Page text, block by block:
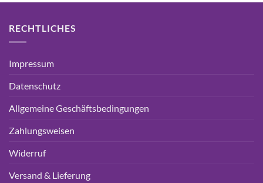
RECHTLICHES
Impressum
Datenschutz
Allgemeine Geschäftsbedingungen
Zahlungsweisen
Widerruf
Versand & Lieferung